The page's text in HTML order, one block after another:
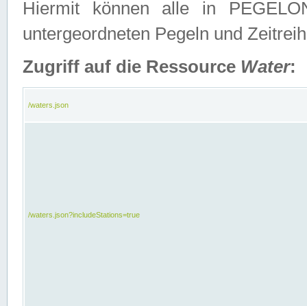
Hiermit können alle in
untergeordneten Pegeln und
Zugriff auf die Ressource Water:
/waters.json
/waters.json?includeStations=true